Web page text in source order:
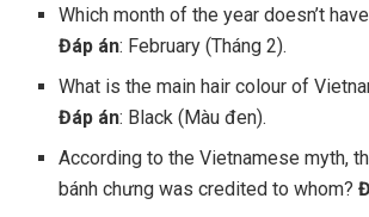
Which month of the year doesn’t
Đáp án: February (Tháng 2).
What is the main hair colour of
Đáp án: Black (Màu đen).
According to the Vietnamese myth,
bánh chưng was credited to whom?